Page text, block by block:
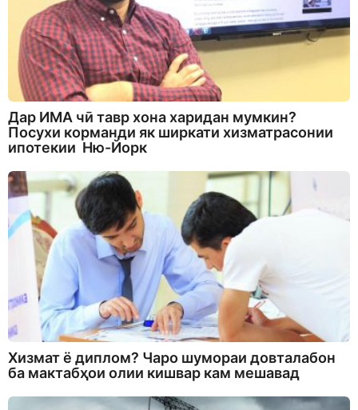
Дар ИМА чӣ тавр хона харидан мумкин?
Посухи корманди як ширкати хизматрасонии
ипотекии Ню-Йорк
Хизмат ё диплом? Чаро шумораи довталабон
ба мактабҳои олии кишвар кам мешавад